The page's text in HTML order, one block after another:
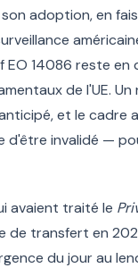
adoption, en
14086 reste en
de l'UE. Un
et le cadre
d'être invalidé —
avaient traité le
de transfert en
du jour au